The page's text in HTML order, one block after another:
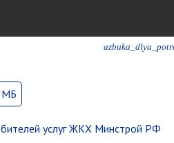
МБ
услуг ЖКХ Минстрой РФ